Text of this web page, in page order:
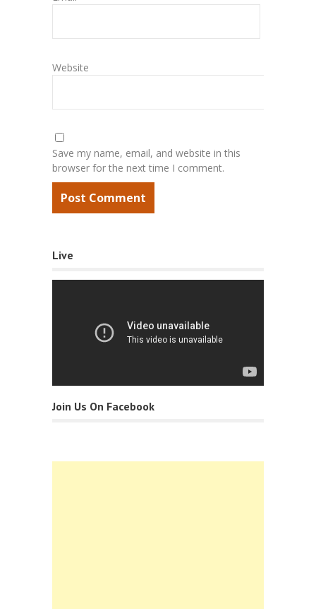
Website
Save my name, email, and website in this
browser for the next time I comment.
Live
Join Us On Facebook